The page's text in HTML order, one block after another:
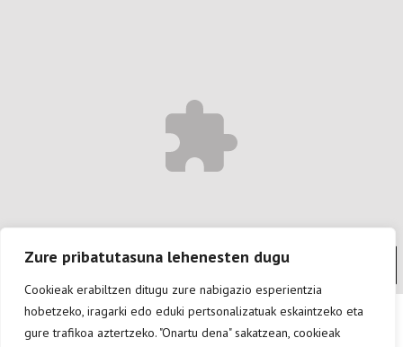
Zure pribatutasuna lehenesten dugu
Cookieak erabiltzen ditugu zure nabigazio esperientzia
hobetzeko, iragarki edo eduki pertsonalizatuak eskaintzeko eta
gure trafikoa aztertzeko. "Onartu dena" sakatzean, cookieak
Mesedez, onartu funtzionalak cookie-ak eduki hau ikusteko.